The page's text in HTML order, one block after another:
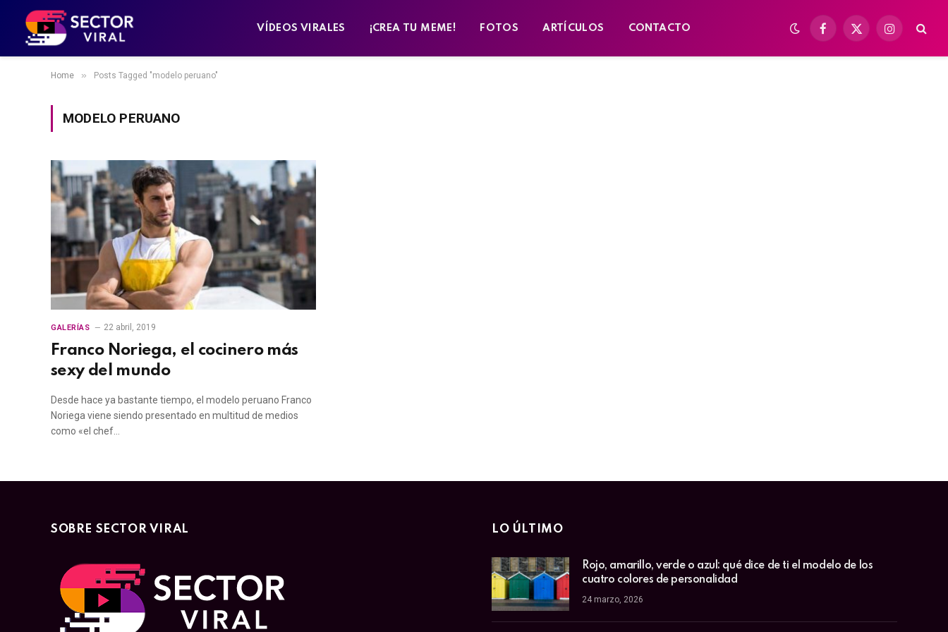
VÍDEOS VIRALES ¡CREA TU MEME! FOTOS ARTÍCULOS CONTACTO
Facebook
X
Instagram
Home » Posts Tagged "modelo peruano"
MODELO PERUANO
GALERÍAS 22 abril, 2019
Franco Noriega, el cocinero más
sexy del mundo
Desde hace ya bastante tiempo, el modelo peruano Franco
Noriega viene siendo presentado en multitud de medios
como «el chef…
SOBRE SECTOR VIRAL LO ÚLTIMO
Rojo, amarillo, verde o azul: qué dice de ti el modelo de los
cuatro colores de personalidad
24 marzo, 2026